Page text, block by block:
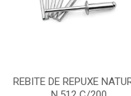
REBITE DE REPUXE